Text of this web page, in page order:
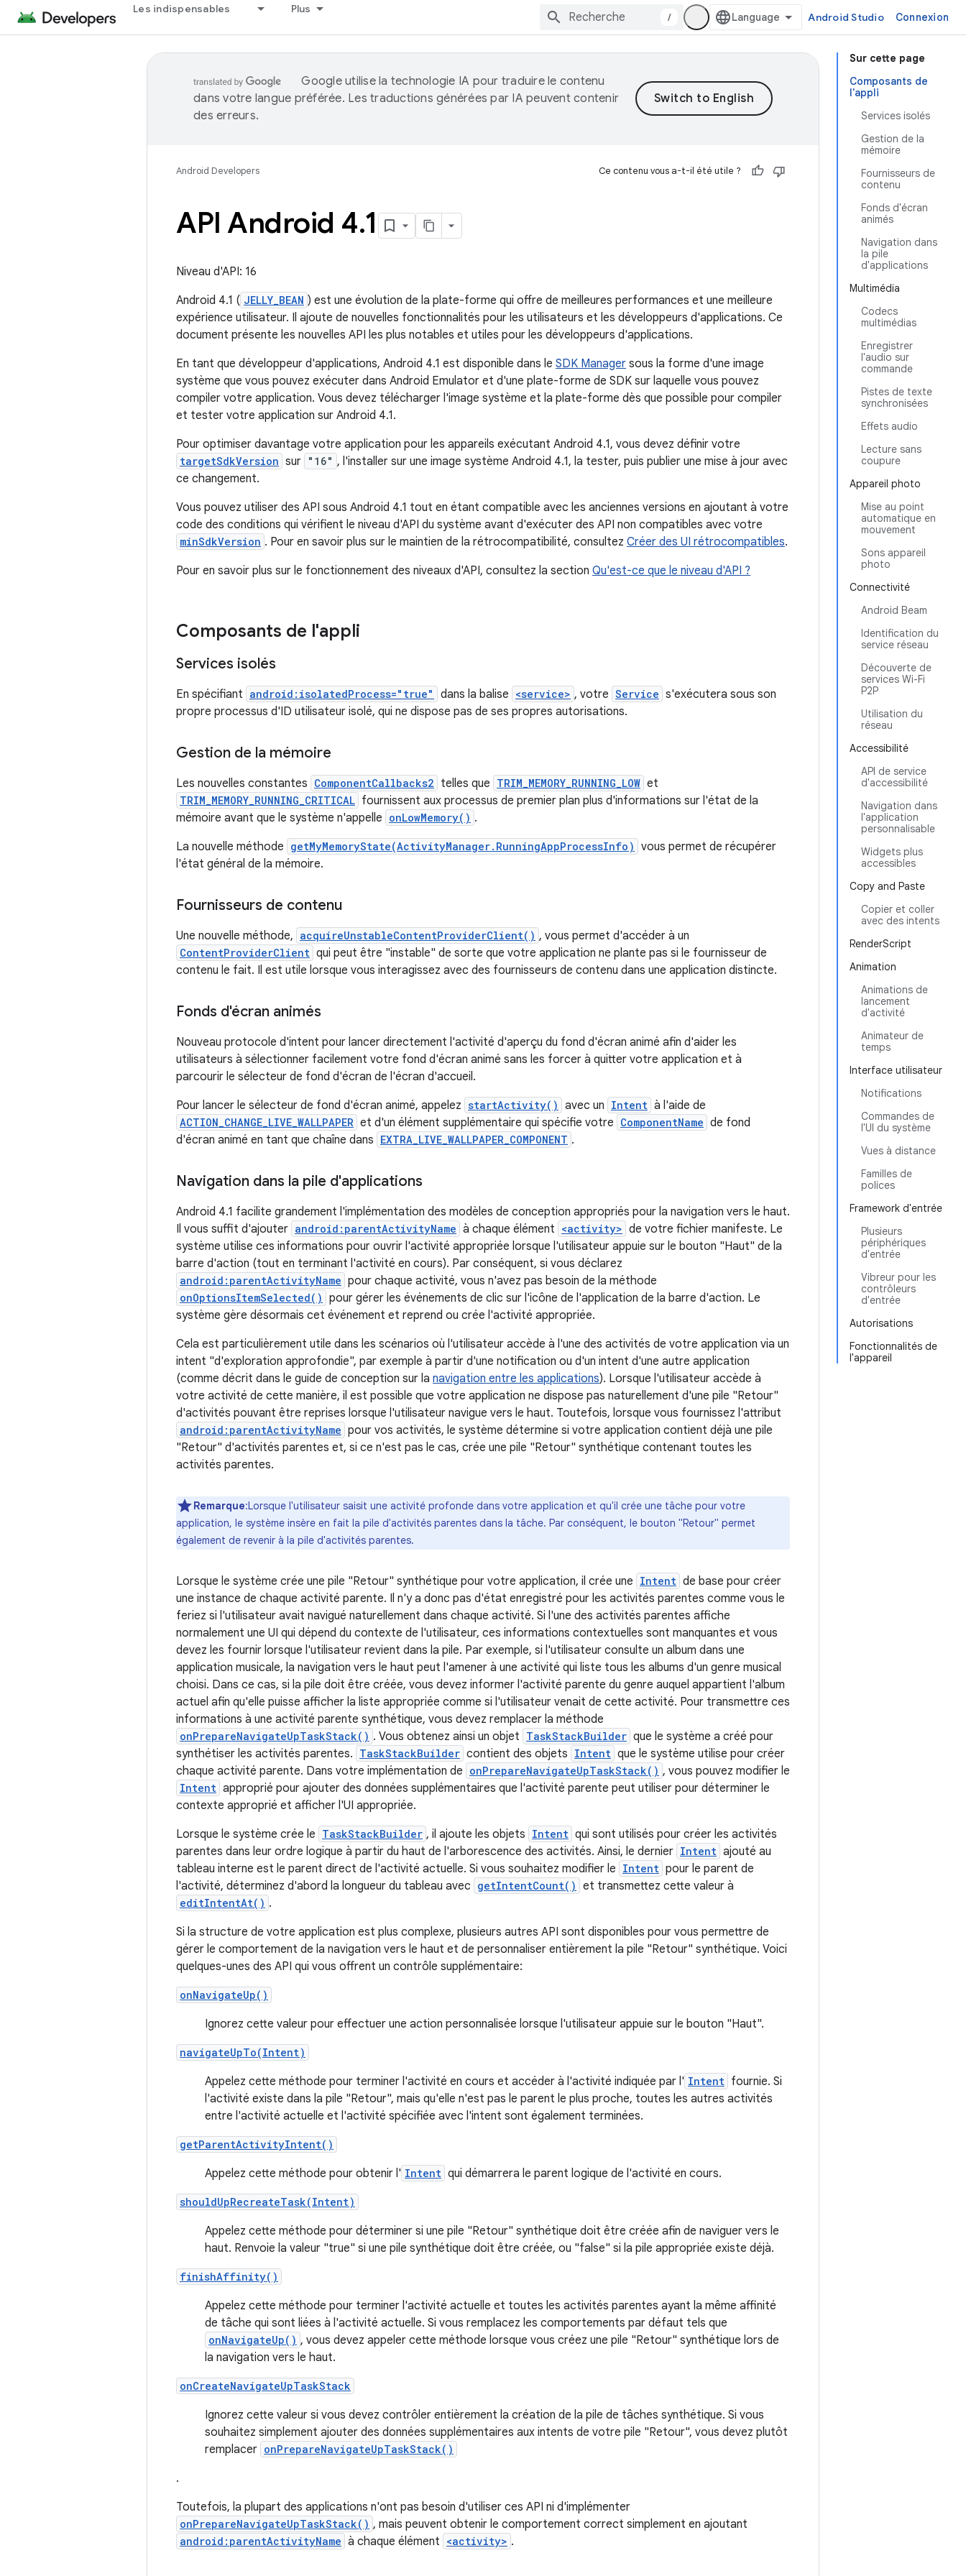
Les indispensables Plus
/ Android Studio Connexion
Sur cette page
Composants de
l'appli
Services isolés
Gestion de la
mémoire
Fournisseurs de
contenu
Fonds d'écran
animés
Navigation dans
la pile
d'applications
Multimédia
Codecs
multimédias
Enregistrer
l'audio sur
commande
Pistes de texte
synchronisées
Effets audio
Lecture sans
coupure
Appareil photo
Mise au point
automatique en
mouvement
Sons appareil
photo
Connectivité
Android Beam
Identification du
service réseau
Découverte de
services Wi-Fi
P2P
Utilisation du
réseau
Accessibilité
API de service
d'accessibilité
Navigation dans
l'application
personnalisable
Widgets plus
accessibles
Copy and Paste
Copier et coller
avec des intents
RenderScript
Animation
Animations de
lancement
d'activité
Animateur de
temps
Interface utilisateur
Notifications
Commandes de
l'UI du système
Vues à distance
Familles de
polices
Framework d'entrée
Plusieurs
périphériques
d'entrée
Vibreur pour les
contrôleurs
d'entrée
Autorisations
Fonctionnalités de
l'appareil
Google utilise la technologie IA pour traduire le contenu
dans votre langue préférée. Les traductions générées par IA peuvent contenir
des erreurs.
Android Developers Ce contenu vous a-t-il été utile ?
API Android 4.1
Niveau d'API: 16
Android 4.1 ( JELLY_BEAN ) est une évolution de la plate-forme qui offre de meilleures performances et une meilleure
expérience utilisateur. Il ajoute de nouvelles fonctionnalités pour les utilisateurs et les développeurs d'applications. Ce
document présente les nouvelles API les plus notables et utiles pour les développeurs d'applications.
En tant que développeur d'applications, Android 4.1 est disponible dans le SDK Manager sous la forme d'une image
système que vous pouvez exécuter dans Android Emulator et d'une plate-forme de SDK sur laquelle vous pouvez
compiler votre application. Vous devez télécharger l'image système et la plate-forme dès que possible pour compiler
et tester votre application sur Android 4.1.
Pour optimiser davantage votre application pour les appareils exécutant Android 4.1, vous devez définir votre
targetSdkVersion sur "16" , l'installer sur une image système Android 4.1, la tester, puis publier une mise à jour avec
ce changement.
Vous pouvez utiliser des API sous Android 4.1 tout en étant compatible avec les anciennes versions en ajoutant à votre
code des conditions qui vérifient le niveau d'API du système avant d'exécuter des API non compatibles avec votre
minSdkVersion . Pour en savoir plus sur le maintien de la rétrocompatibilité, consultez Créer des UI rétrocompatibles.
Pour en savoir plus sur le fonctionnement des niveaux d'API, consultez la section Qu'est-ce que le niveau d'API ?
Composants de l'appli
Services isolés
En spécifiant android:isolatedProcess="true" dans la balise <service> , votre Service s'exécutera sous son
propre processus d'ID utilisateur isolé, qui ne dispose pas de ses propres autorisations.
Gestion de la mémoire
Les nouvelles constantes ComponentCallbacks2 telles que TRIM_MEMORY_RUNNING_LOW et
TRIM_MEMORY_RUNNING_CRITICAL fournissent aux processus de premier plan plus d'informations sur l'état de la
mémoire avant que le système n'appelle onLowMemory() .
La nouvelle méthode getMyMemoryState(ActivityManager.RunningAppProcessInfo) vous permet de récupérer
l'état général de la mémoire.
Fournisseurs de contenu
Une nouvelle méthode, acquireUnstableContentProviderClient() , vous permet d'accéder à un
ContentProviderClient qui peut être "instable" de sorte que votre application ne plante pas si le fournisseur de
contenu le fait. Il est utile lorsque vous interagissez avec des fournisseurs de contenu dans une application distincte.
Fonds d'écran animés
Nouveau protocole d'intent pour lancer directement l'activité d'aperçu du fond d'écran animé afin d'aider les
utilisateurs à sélectionner facilement votre fond d'écran animé sans les forcer à quitter votre application et à
parcourir le sélecteur de fond d'écran de l'écran d'accueil.
Pour lancer le sélecteur de fond d'écran animé, appelez startActivity() avec un Intent à l'aide de
ACTION_CHANGE_LIVE_WALLPAPER et d'un élément supplémentaire qui spécifie votre ComponentName de fond
d'écran animé en tant que chaîne dans EXTRA_LIVE_WALLPAPER_COMPONENT .
Navigation dans la pile d'applications
Android 4.1 facilite grandement l'implémentation des modèles de conception appropriés pour la navigation vers le haut.
Il vous suffit d'ajouter android:parentActivityName à chaque élément <activity> de votre fichier manifeste. Le
système utilise ces informations pour ouvrir l'activité appropriée lorsque l'utilisateur appuie sur le bouton "Haut" de la
barre d'action (tout en terminant l'activité en cours). Par conséquent, si vous déclarez
android:parentActivityName pour chaque activité, vous n'avez pas besoin de la méthode
onOptionsItemSelected() pour gérer les événements de clic sur l'icône de l'application de la barre d'action. Le
système gère désormais cet événement et reprend ou crée l'activité appropriée.
Cela est particulièrement utile dans les scénarios où l'utilisateur accède à l'une des activités de votre application via un
intent "d'exploration approfondie", par exemple à partir d'une notification ou d'un intent d'une autre application
(comme décrit dans le guide de conception sur la navigation entre les applications). Lorsque l'utilisateur accède à
votre activité de cette manière, il est possible que votre application ne dispose pas naturellement d'une pile "Retour"
d'activités pouvant être reprises lorsque l'utilisateur navigue vers le haut. Toutefois, lorsque vous fournissez l'attribut
android:parentActivityName pour vos activités, le système détermine si votre application contient déjà une pile
"Retour" d'activités parentes et, si ce n'est pas le cas, crée une pile "Retour" synthétique contenant toutes les
activités parentes.
Remarque:Lorsque l'utilisateur saisit une activité profonde dans votre application et qu'il crée une tâche pour votre
application, le système insère en fait la pile d'activités parentes dans la tâche. Par conséquent, le bouton "Retour" permet
également de revenir à la pile d'activités parentes.
Lorsque le système crée une pile "Retour" synthétique pour votre application, il crée une Intent de base pour créer
une instance de chaque activité parente. Il n'y a donc pas d'état enregistré pour les activités parentes comme vous le
feriez si l'utilisateur avait navigué naturellement dans chaque activité. Si l'une des activités parentes affiche
normalement une UI qui dépend du contexte de l'utilisateur, ces informations contextuelles sont manquantes et vous
devez les fournir lorsque l'utilisateur revient dans la pile. Par exemple, si l'utilisateur consulte un album dans une
application musicale, la navigation vers le haut peut l'amener à une activité qui liste tous les albums d'un genre musical
choisi. Dans ce cas, si la pile doit être créée, vous devez informer l'activité parente du genre auquel appartient l'album
actuel afin qu'elle puisse afficher la liste appropriée comme si l'utilisateur venait de cette activité. Pour transmettre ces
informations à une activité parente synthétique, vous devez remplacer la méthode
onPrepareNavigateUpTaskStack() . Vous obtenez ainsi un objet TaskStackBuilder que le système a créé pour
synthétiser les activités parentes. TaskStackBuilder contient des objets Intent que le système utilise pour créer
chaque activité parente. Dans votre implémentation de onPrepareNavigateUpTaskStack() , vous pouvez modifier le
Intent approprié pour ajouter des données supplémentaires que l'activité parente peut utiliser pour déterminer le
contexte approprié et afficher l'UI appropriée.
Lorsque le système crée le TaskStackBuilder , il ajoute les objets Intent qui sont utilisés pour créer les activités
parentes dans leur ordre logique à partir du haut de l'arborescence des activités. Ainsi, le dernier Intent ajouté au
tableau interne est le parent direct de l'activité actuelle. Si vous souhaitez modifier le Intent pour le parent de
l'activité, déterminez d'abord la longueur du tableau avec getIntentCount() et transmettez cette valeur à
editIntentAt() .
Si la structure de votre application est plus complexe, plusieurs autres API sont disponibles pour vous permettre de
gérer le comportement de la navigation vers le haut et de personnaliser entièrement la pile "Retour" synthétique. Voici
quelques-unes des API qui vous offrent un contrôle supplémentaire:
onNavigateUp()
Ignorez cette valeur pour effectuer une action personnalisée lorsque l'utilisateur appuie sur le bouton "Haut".
navigateUpTo(Intent)
Appelez cette méthode pour terminer l'activité en cours et accéder à l'activité indiquée par l' Intent fournie. Si
l'activité existe dans la pile "Retour", mais qu'elle n'est pas le parent le plus proche, toutes les autres activités
entre l'activité actuelle et l'activité spécifiée avec l'intent sont également terminées.
getParentActivityIntent()
Appelez cette méthode pour obtenir l' Intent qui démarrera le parent logique de l'activité en cours.
shouldUpRecreateTask(Intent)
Appelez cette méthode pour déterminer si une pile "Retour" synthétique doit être créée afin de naviguer vers le
haut. Renvoie la valeur "true" si une pile synthétique doit être créée, ou "false" si la pile appropriée existe déjà.
finishAffinity()
Appelez cette méthode pour terminer l'activité actuelle et toutes les activités parentes ayant la même affinité
de tâche qui sont liées à l'activité actuelle. Si vous remplacez les comportements par défaut tels que
onNavigateUp() , vous devez appeler cette méthode lorsque vous créez une pile "Retour" synthétique lors de
la navigation vers le haut.
onCreateNavigateUpTaskStack
Ignorez cette valeur si vous devez contrôler entièrement la création de la pile de tâches synthétique. Si vous
souhaitez simplement ajouter des données supplémentaires aux intents de votre pile "Retour", vous devez plutôt
remplacer onPrepareNavigateUpTaskStack()
.
Toutefois, la plupart des applications n'ont pas besoin d'utiliser ces API ni d'implémenter
onPrepareNavigateUpTaskStack() , mais peuvent obtenir le comportement correct simplement en ajoutant
android:parentActivityName à chaque élément <activity> .